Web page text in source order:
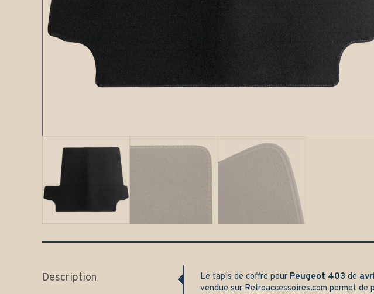
Description Le tapis de coffre pour Peugeot 403 de
vendue sur Retroaccessoires.com permet de